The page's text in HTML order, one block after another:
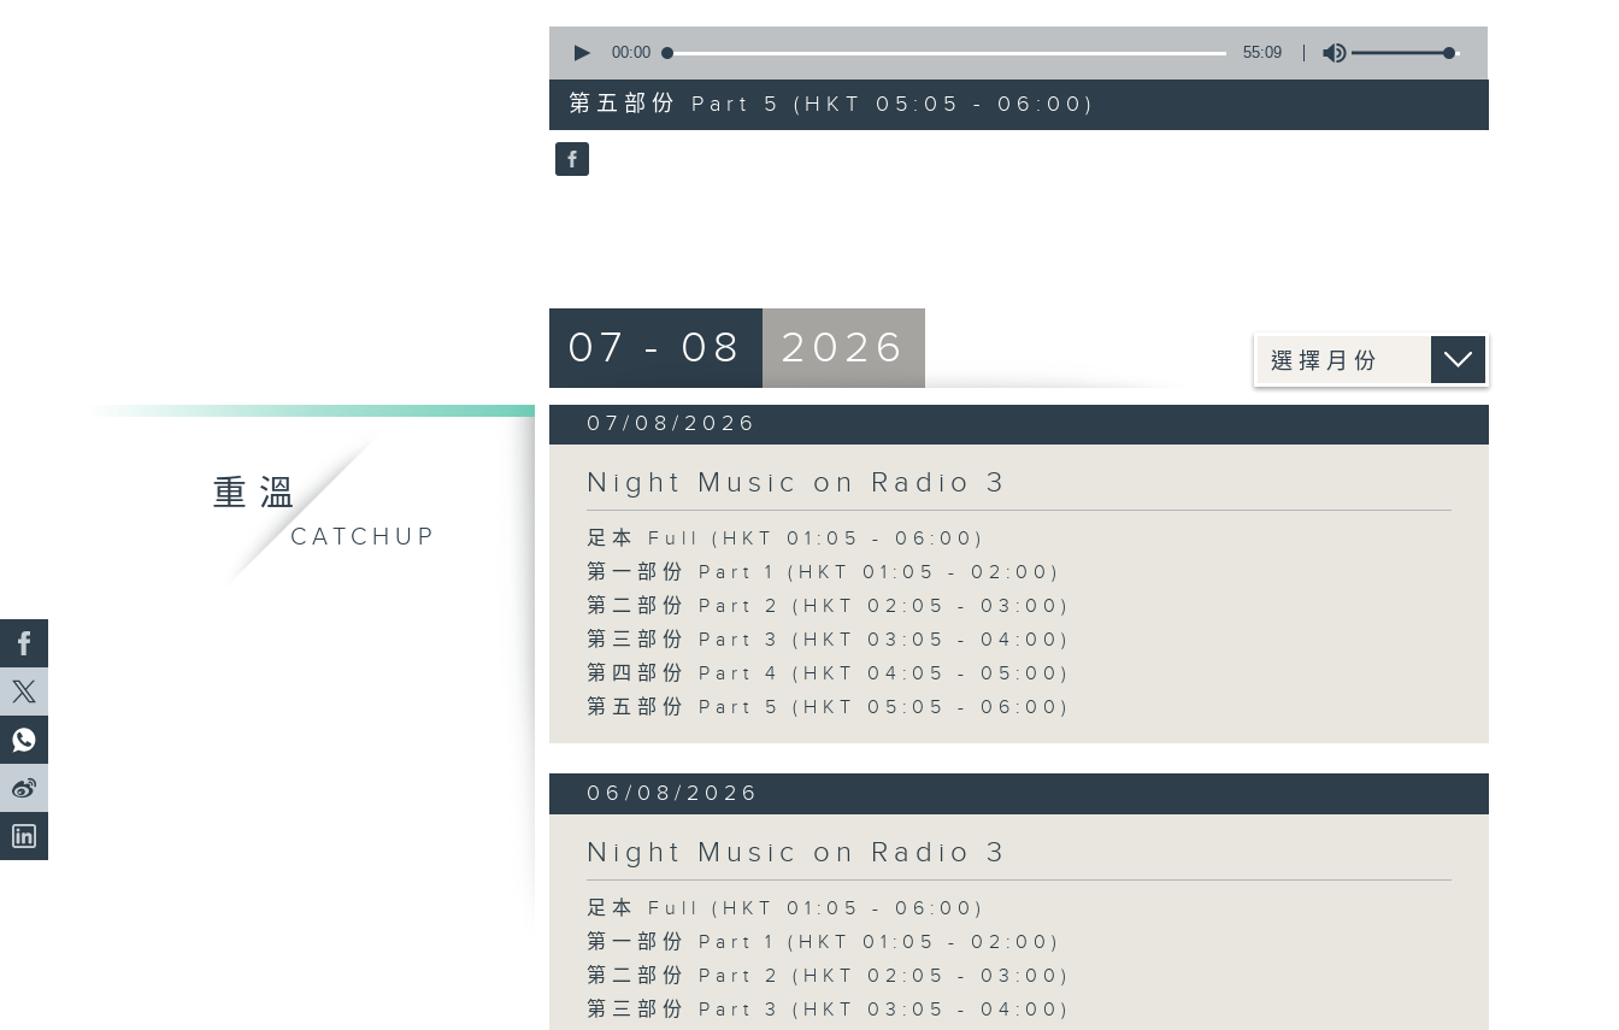
seconds
55
minutes,
9
seconds
90%
00:00 55:09
第五部份 Part 5 (HKT 05:05 - 06:00)
重溫
CATCHUP
07 - 08 2026
07/08/2026
Night Music on Radio 3
足本 Full (HKT 01:05 - 06:00)
第一部份 Part 1 (HKT 01:05 - 02:00)
第二部份 Part 2 (HKT 02:05 - 03:00)
第三部份 Part 3 (HKT 03:05 - 04:00)
第四部份 Part 4 (HKT 04:05 - 05:00)
第五部份 Part 5 (HKT 05:05 - 06:00)
06/08/2026
Night Music on Radio 3
足本 Full (HKT 01:05 - 06:00)
第一部份 Part 1 (HKT 01:05 - 02:00)
第二部份 Part 2 (HKT 02:05 - 03:00)
第三部份 Part 3 (HKT 03:05 - 04:00)